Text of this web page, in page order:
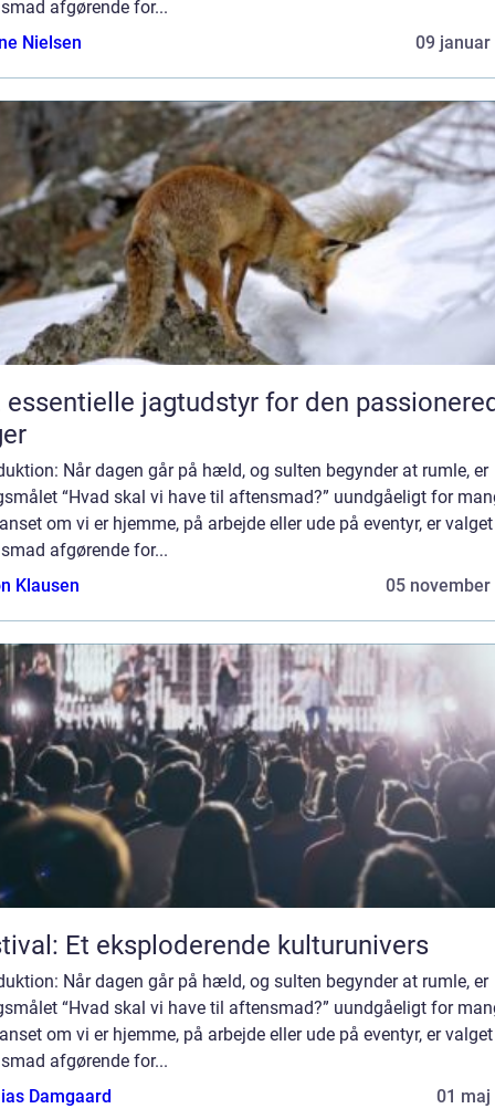
afgørende for...
Nielsen
09 januar
essentielle jagtudstyr for den
Når dagen går på hæld, og sulten begynder at rumle, er
“Hvad skal vi have til aftensmad?” uundgåeligt for
om vi er hjemme, på arbejde eller ude på eventyr, er
afgørende for...
Klausen
05 november
Et eksploderende kulturunivers
Når dagen går på hæld, og sulten begynder at rumle, er
“Hvad skal vi have til aftensmad?” uundgåeligt for
om vi er hjemme, på arbejde eller ude på eventyr, er
afgørende for...
Damgaard
01 maj